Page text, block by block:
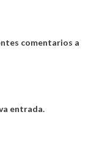
comentarios a
entrada.